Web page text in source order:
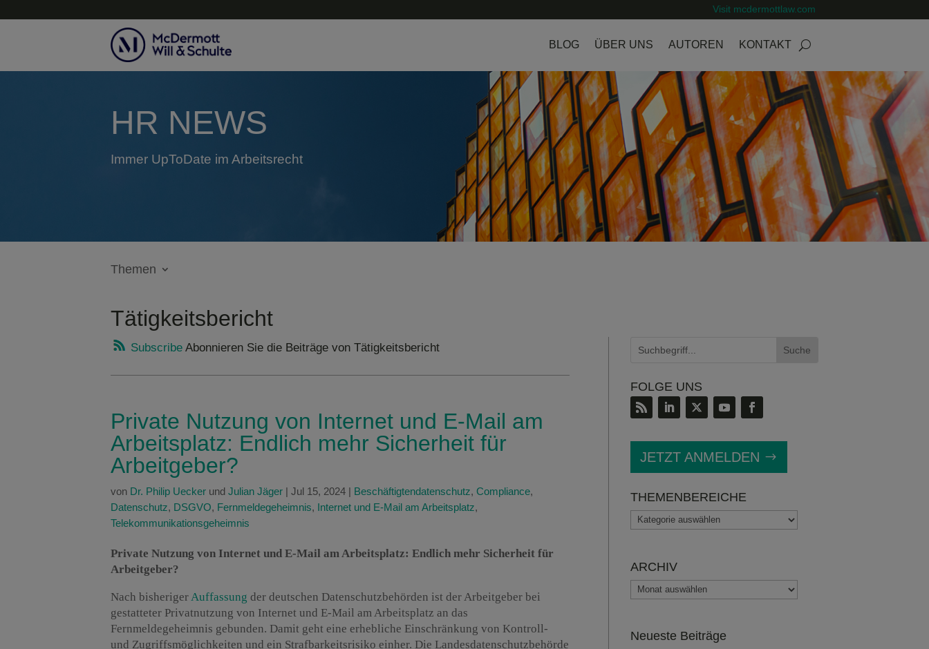
Visit mcdermottlaw.com
BLOG ÜBER UNS AUTOREN KONTAKT
HR NEWS
Immer UpToDate im Arbeitsrecht
Themen
Tätigkeitsbericht
Subscribe Abonnieren Sie die Beiträge von Tätigkeitsbericht
Private Nutzung von Internet und E-Mail am
Arbeitsplatz: Endlich mehr Sicherheit für
Arbeitgeber?
von Dr. Philip Uecker und Julian Jäger | Jul 15, 2024 | Beschäftigtendatenschutz, Compliance,
Datenschutz, DSGVO, Fernmeldegeheimnis, Internet und E-Mail am Arbeitsplatz,
Telekommunikationsgeheimnis
Private Nutzung von Internet und E-Mail am Arbeitsplatz: Endlich mehr Sicherheit für
Arbeitgeber?
Nach bisherigerAuffassung der deutschen Datenschutzbehörden ist der Arbeitgeber bei
gestatteter Privatnutzung von Internet und E-Mail am Arbeitsplatz an das
Fernmeldegeheimnis gebunden. Damit geht eine erhebliche Einschränkung von Kontroll-
und Zugriffsmöglichkeiten und ein Strafbarkeitsrisiko einher. Die Landesdatenschutzbehörde
FOLGE UNS
JETZT ANMELDEN
THEMENBEREICHE
THEMENBEREICHE
ARCHIV
ARCHIV
Neueste Beiträge